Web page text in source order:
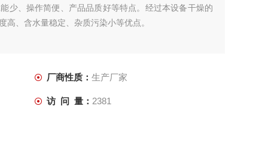
少、操作简便、产品品质好等特点。经过本设备干燥的
、含水量稳定、杂质污染小等优点。
厂商性质： 生产厂家
访 问 量： 2381